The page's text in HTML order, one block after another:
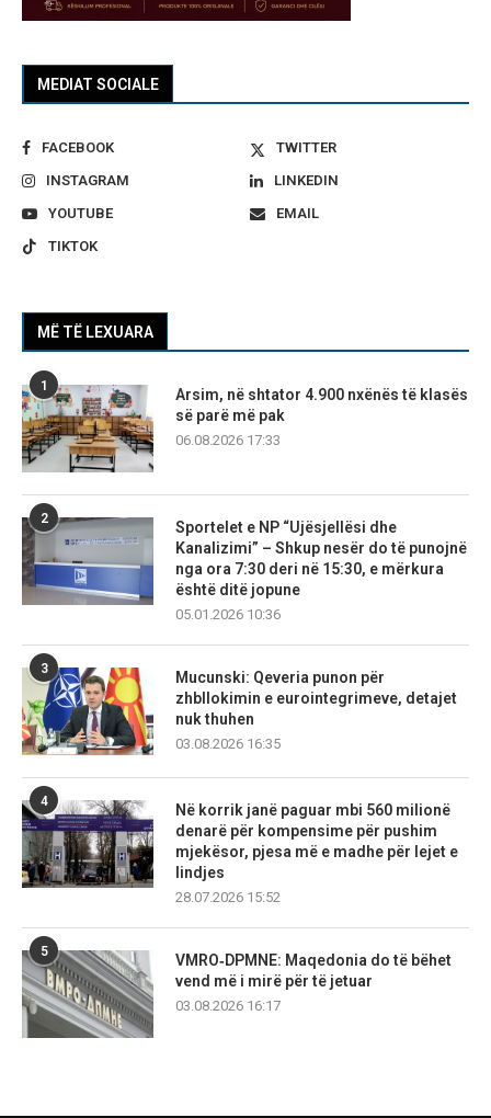
MEDIAT SOCIALE
FACEBOOK
TWITTER
INSTAGRAM
LINKEDIN
YOUTUBE
EMAIL
TIKTOK
MË TË LEXUARA
1
Arsim, në shtator 4.900 nxënës të klasës
së parë më pak
06.08.2026 17:33
2
Sportelet e NP “Ujësjellësi dhe
Kanalizimi” – Shkup nesër do të punojnë
nga ora 7:30 deri në 15:30, e mërkura
është ditë jopune
05.01.2026 10:36
3
Mucunski: Qeveria punon për
zhbllokimin e eurointegrimeve, detajet
nuk thuhen
03.08.2026 16:35
4
Në korrik janë paguar mbi 560 milionë
denarë për kompensime për pushim
mjekësor, pjesa më e madhe për lejet e
lindjes
28.07.2026 15:52
5
VMRO‑DPMNE: Maqedonia do të bëhet
vend më i mirë për të jetuar
03.08.2026 16:17